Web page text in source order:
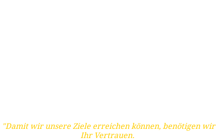
"Damit wir unsere Ziele erreichen können, benötigen wir
Ihr Vertrauen.